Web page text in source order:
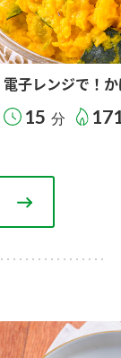
電子レンジで！
15 分